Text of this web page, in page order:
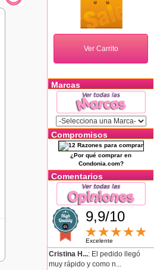
Marcas
Compromisos
¿Por qué comprar en
Condonia.com?
Comentarios
9,9/10
Excelente
Cristina H...: El pedido llegó
muy rápido y como n...